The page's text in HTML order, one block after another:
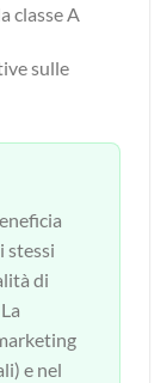
classe A
sulle
stessi
di
e nel